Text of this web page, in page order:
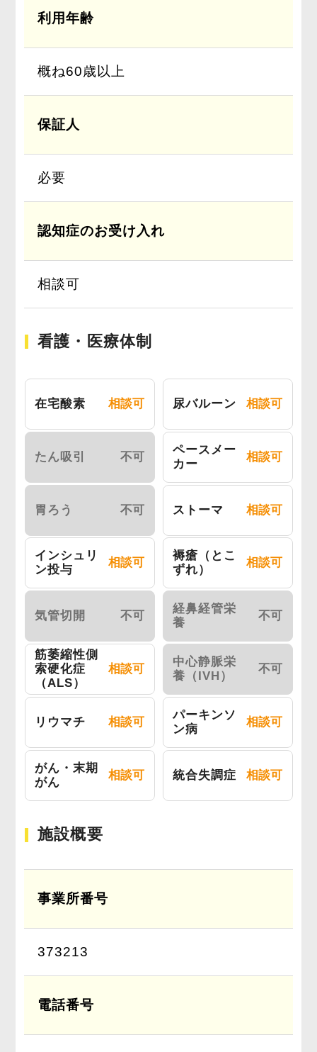
利用年齢
概ね60歳以上
保証人
必要
認知症のお受け入れ
相談可
看護・医療体制
在宅酸素 相談可 尿バルーン 相談可
たん吸引 不可
ペースメー
カー
相談可
胃ろう 不可 ストーマ 相談可
インシュリ
ン投与
相談可
褥瘡（とこ
ずれ）
相談可
気管切開 不可
経鼻経管栄
養
不可
筋萎縮性側
索硬化症
（ALS）
相談可
中心静脈栄
養（IVH）
不可
リウマチ 相談可
パーキンソ
ン病
相談可
がん・末期
がん
相談可 統合失調症 相談可
施設概要
事業所番号
373213
電話番号